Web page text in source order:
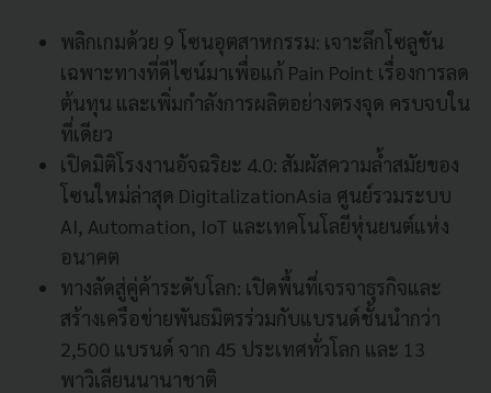
พลิกเกมด้วย 9 โซนอุตสาหกรรม: เจาะลึกโซลูชัน
เฉพาะทางที่ดีไซน์มาเพื่อแก้ Pain Point เรื่องการลด
ต้นทุน และเพิ่มกำลังการผลิตอย่างตรงจุด ครบจบใน
ที่เดียว
เปิดมิติโรงงานอัจฉริยะ 4.0: สัมผัสความล้ำสมัยของ
โซนใหม่ล่าสุด DigitalizationAsia ศูนย์รวมระบบ
AI, Automation, IoT และเทคโนโลยีหุ่นยนต์แห่ง
อนาคต
ทางลัดสู่คู่ค้าระดับโลก: เปิดพื้นที่เจรจาธุรกิจและ
สร้างเครือข่ายพันธมิตรร่วมกับแบรนด์ชั้นนำกว่า
2,500 แบรนด์ จาก 45 ประเทศทั่วโลก และ 13
พาวิเลียนนานาชาติ